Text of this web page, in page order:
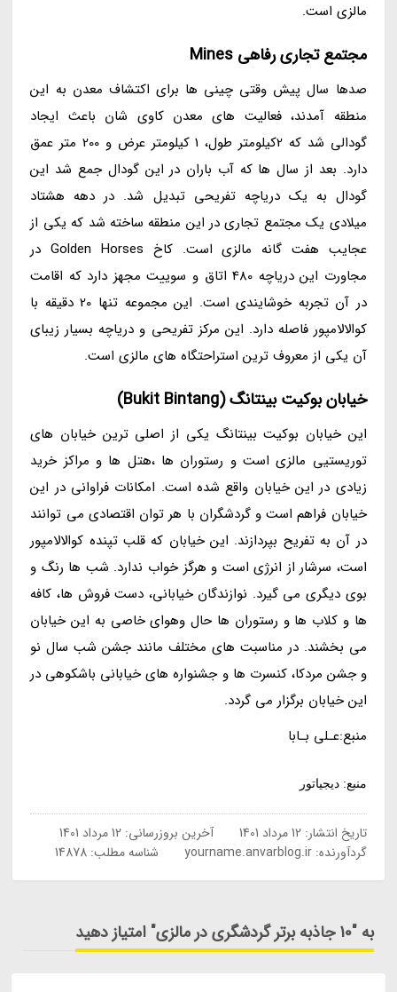
مالزی است.
مجتمع تجاری رفاهی Mines
صدها سال پیش وقتی چینی ها برای اکتشاف معدن به این
منطقه آمدند، فعالیت های معدن کاوی شان باعث ایجاد
گودالی شد که 2کیلومتر طول، 1 کیلومتر عرض و 200 متر عمق
دارد. بعد از سال ها که آب باران در این گودال جمع شد این
گودال به یک دریاچه تفریحی تبدیل شد. در دهه هشتاد
میلادی یک مجتمع تجاری در این منطقه ساخته شد که یکی از
عجایب هفت گانه مالزی است. کاخ Golden Horses در
مجاورت این دریاچه 480 اتاق و سوییت مجهز دارد که اقامت
در آن تجربه خوشایندی است. این مجموعه تنها 20 دقیقه با
کوالالامپور فاصله دارد. این مرکز تفریحی و دریاچه بسیار زیبای
آن یکی از معروف ترین استراحتگاه های مالزی است.
خیابان بوکیت بینتانگ (Bukit Bintang)
این خیابان بوکیت بینتانگ یکی از اصلی ترین خیابان های
توریستیی مالزی است و رستوران ها ،هتل ها و مراکز خرید
زیادی در این خیابان واقع شده است. امکانات فراوانی در این
خیابان فراهم است و گردشگران با هر توان اقتصادی می توانند
در آن به تفریح بپردازند. این خیابان که قلب تپنده کوالالامپور
است، سرشار از انرژی است و هرگز خواب ندارد. شب ها رنگ و
بوی دیگری می گیرد. نوازندگان خیابانی، دست فروش ها، کافه
ها و کلاب ها و رستوران ها حال وهوای خاصی به این خیابان
می بخشند. در مناسبت های مختلف مانند جشن شب سال نو
و جشن مردکا، کنسرت ها و جشنواره های خیابانی باشکوهی در
این خیابان برگزار می گردد.
منبع:عـلی بـابا
منبع: دیجیاتور
تاریخ انتشار:12 مرداد 1401 آخرین بروزرسانی:12 مرداد 1401
گردآورنده:yourname.anvarblog.ir شناسه مطلب: 14878
به "10 جاذبه برتر گردشگری در مالزی" امتیاز دهید